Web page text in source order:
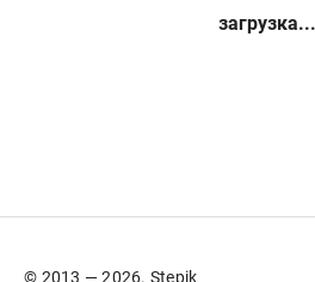
загрузка...
© 2013 — 2026. Stepik